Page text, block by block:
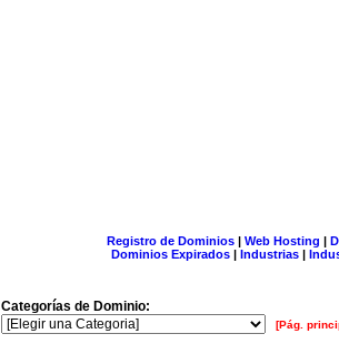
Registro de Dominios| Web Hosting |
Dominios Expirados | Industrias |
Categorías de Dominio:
[Pág.